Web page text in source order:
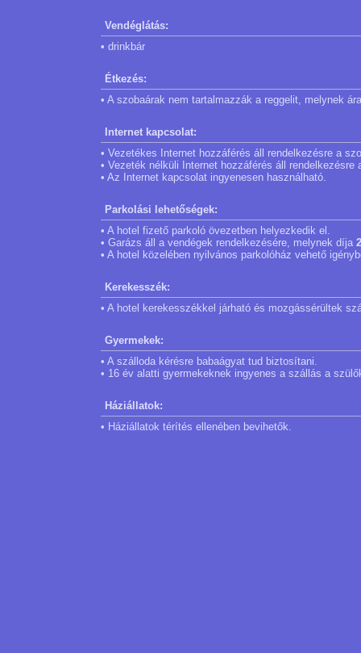
Vendéglátás:
• drinkbár
Étkezés:
• A szobaárak nem tartalmazzák a reggelit, melynek
Internet kapcsolat:
• Vezetékes Internet hozzáférés áll rendelkezésre a
• Vezeték nélküli Internet hozzáférés áll rendelkezésre
• Az Internet kapcsolat ingyenesen használható.
Parkolási lehetőségek:
• A hotel fizető parkoló övezetben helyezkedik el.
• Garázs áll a vendégek rendelkezésére, melynek díja
• A hotel közelében nyilvános parkolóház vehető
Kerekesszék:
• A hotel kerekesszékkel járható és mozgássérültek
Gyermekek:
• A szálloda kérésre babaágyat tud biztosítani.
• 16 év alatti gyermekeknek ingyenes a szállás a
Háziállatok:
• Háziállatok térítés ellenében bevihetők.